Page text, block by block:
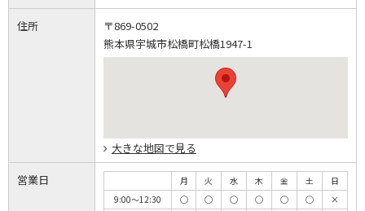
住所
〒869-0502
熊本県宇城市松橋町松橋1947-1
大きな地図で見る
営業日 月 火 水 木 金 土
日
9:00～12:30
◯ ◯ ◯ ◯ ◯ ◯
×